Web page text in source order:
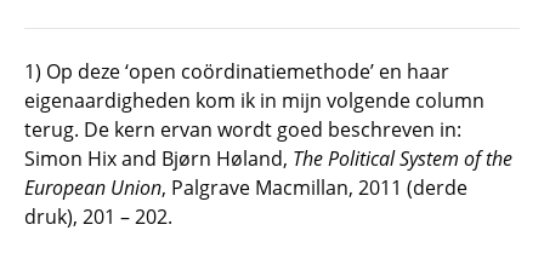
1) Op deze ‘open coördinatiemethode’ en haar
eigenaardigheden kom ik in mijn volgende column
terug. De kern ervan wordt goed beschreven in:
Simon Hix and Bjørn Høland, The Political System of the
European Union, Palgrave Macmillan, 2011 (derde
druk), 201 – 202.